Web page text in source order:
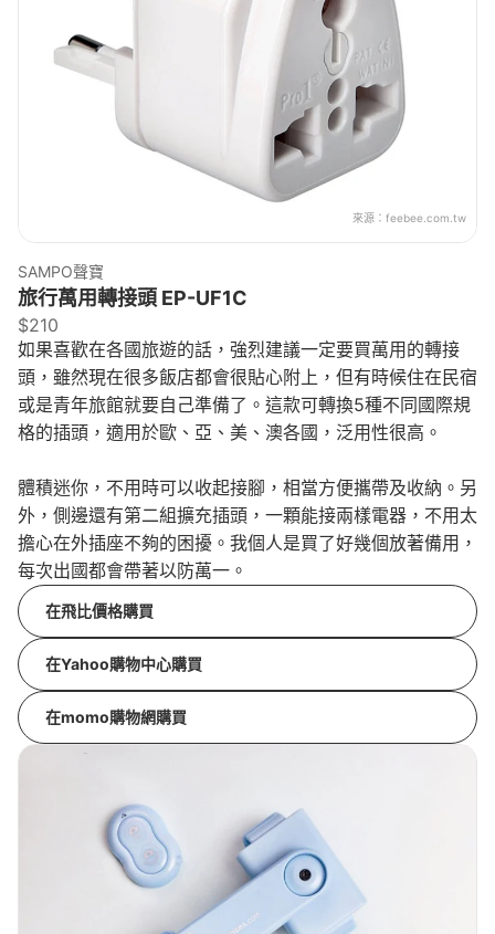
來源： feebee.com.tw
SAMPO聲寶
旅行萬用轉接頭 EP-UF1C
$210
如果喜歡在各國旅遊的話，強烈建議一定要買萬用的轉接
頭，雖然現在很多飯店都會很貼心附上，但有時候住在民宿
或是青年旅館就要自己準備了。這款可轉換5種不同國際規
格的插頭，適用於歐、亞、美、澳各國，泛用性很高。
體積迷你，不用時可以收起接腳，相當方便攜帶及收納。另
外，側邊還有第二組擴充插頭，一顆能接兩樣電器，不用太
擔心在外插座不夠的困擾。我個人是買了好幾個放著備用，
每次出國都會帶著以防萬一。
在飛比價格購買
在Yahoo購物中心購買
在momo購物網購買